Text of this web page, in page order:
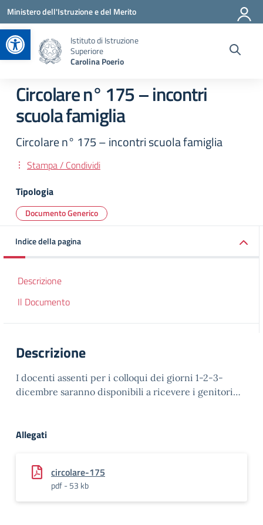
Apri la barra degli strumenti
Vai ai contenuti
Vai al menu di navigazione
Vai al footer
Ministero dell'Istruzione e del Merito
Istituto di Istruzione
Superiore
Carolina Poerio
Circolare n° 175 – incontri
scuola famiglia
Circolare n° 175 – incontri scuola famiglia
Stampa / Condividi
Tipologia
Documento Generico
Indice della pagina
Descrizione
Il Documento
Descrizione
I docenti assenti per i colloqui dei giorni 1-2-3-
dicembre saranno disponibili a ricevere i genitori…
Allegati
circolare-175
pdf - 53 kb